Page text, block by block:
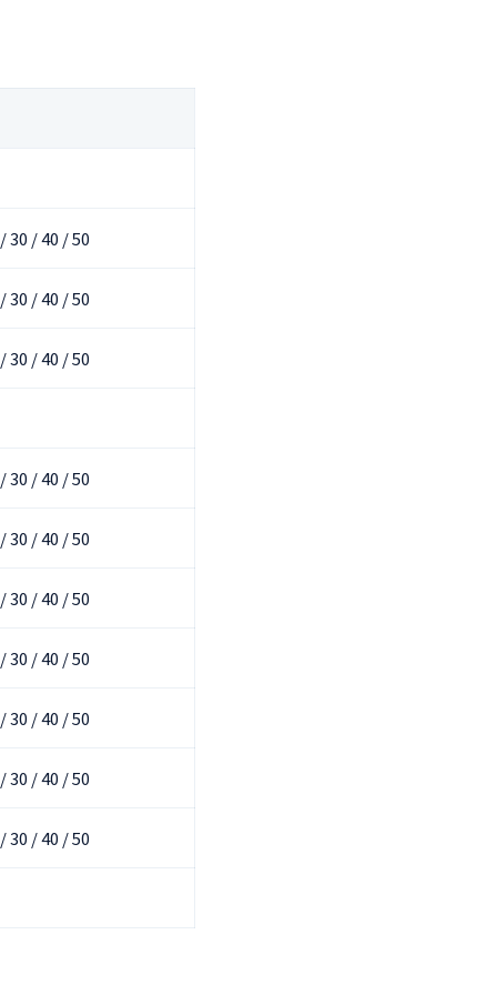
30 / 40 / 50
30 / 40 / 50
30 / 40 / 50
30 / 40 / 50
30 / 40 / 50
30 / 40 / 50
30 / 40 / 50
30 / 40 / 50
30 / 40 / 50
30 / 40 / 50